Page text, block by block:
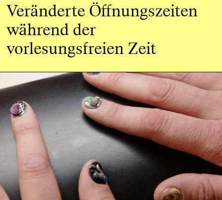
Veränderte Öffnungszeiten
während der
vorlesungsfreien Zeit